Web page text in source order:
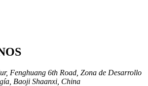
Fenghuang 6th Road, Zona de Desarrollo
Baoji Shaanxi, China